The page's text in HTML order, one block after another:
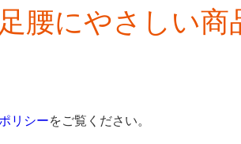
腰にやさしい商
リシーをご覧ください。